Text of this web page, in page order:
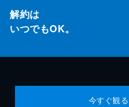
解約は
いつでもOK。
今すぐ観る